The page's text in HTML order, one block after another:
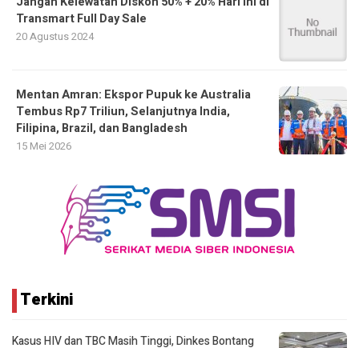
Transmart Full Day Sale
20 Agustus 2024
Mentan Amran: Ekspor Pupuk ke Australia
Tembus Rp7 Triliun, Selanjutnya India,
Filipina, Brazil, dan Bangladesh
15 Mei 2026
Terkini
Kasus HIV dan TBC Masih Tinggi, Dinkes Bontang